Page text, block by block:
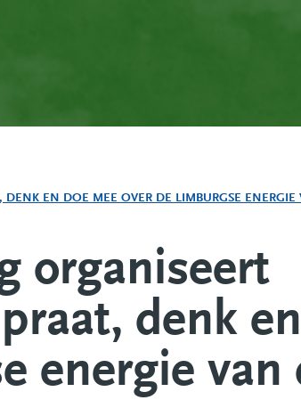
DENK EN DOE MEE OVER DE LIMBURGSE
organiseert
denk
energie van